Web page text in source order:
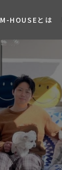
M-HOUSEとは